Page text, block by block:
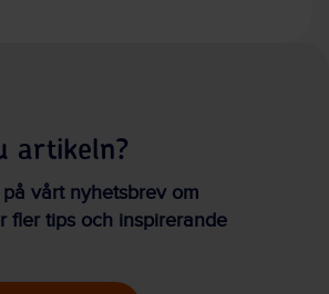
artikeln?
vårt nyhetsbrev om
fler tips och inspirerande